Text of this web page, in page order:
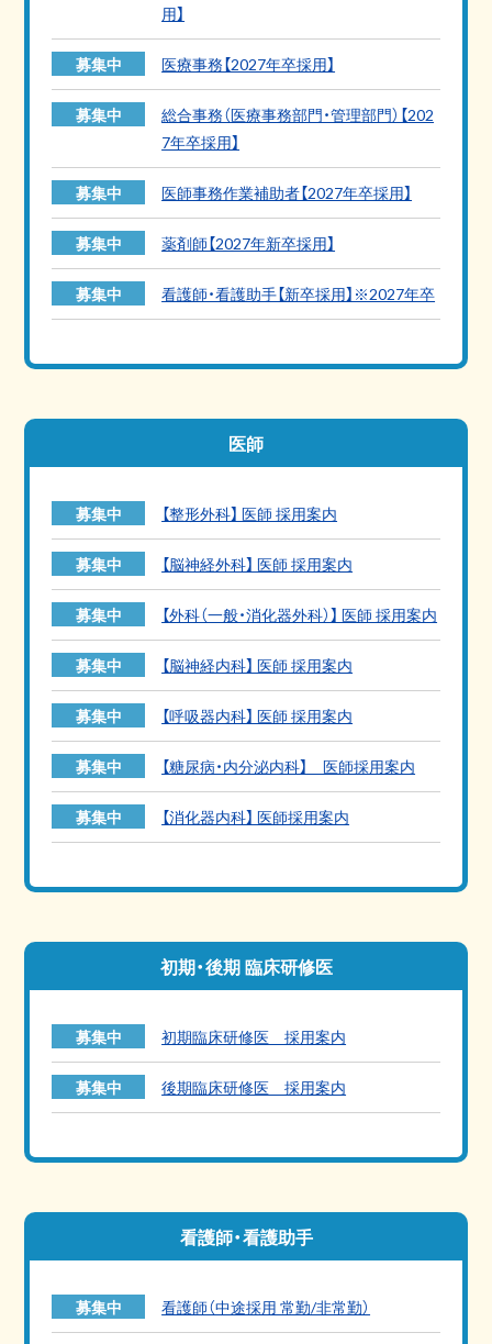
用】
募集中 医療事務【2027年卒採用】
募集中
総合事務（医療事務部門・管理部門）【202
7年卒採用】
募集中 医師事務作業補助者【2027年卒採用】
募集中 薬剤師【2027年新卒採用】
募集中 看護師・看護助手【新卒採用】※2027年卒
医師
募集中 【整形外科】 医師 採用案内
募集中 【脳神経外科】 医師 採用案内
募集中 【外科（一般・消化器外科）】 医師 採用案内
募集中 【脳神経内科】 医師 採用案内
募集中 【呼吸器内科】 医師 採用案内
募集中 【糖尿病・内分泌内科】 医師採用案内
募集中 【消化器内科】 医師採用案内
初期・後期 臨床研修医
募集中 初期臨床研修医 採用案内
募集中 後期臨床研修医 採用案内
看護師・看護助手
募集中 看護師（中途採用 常勤/非常勤）